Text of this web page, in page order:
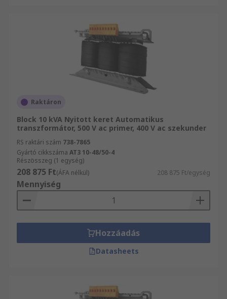
Raktáron
Block 10 kVA Nyitott keret Automatikus
transzformátor, 500 V ac primer, 400 V ac szekunder
RS raktári szám 738-7865
Gyártó cikkszáma AT3 10-48/50-4
Részösszeg (1 egység)
208 875 Ft(ÁFA nélkül) 208 875 Ft/egység
Mennyiség
Hozzáadás
Datasheets